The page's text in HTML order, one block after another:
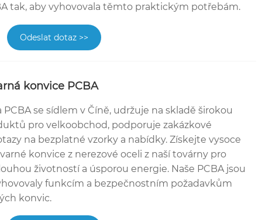
tak, aby vyhovovala těmto praktickým potřebám.
Odeslat dotaz >>
konvice PCBA
PCBA se sídlem v Číně, udržuje na skladě širokou
pro velkoobchod, podporuje zakázkové
na bezplatné vzorky a nabídky. Získejte vysoce
konvice z nerezové oceli z naší továrny pro
životností a úsporou energie. Naše PCBA jsou
funkcím a bezpečnostním požadavkům
konvic.